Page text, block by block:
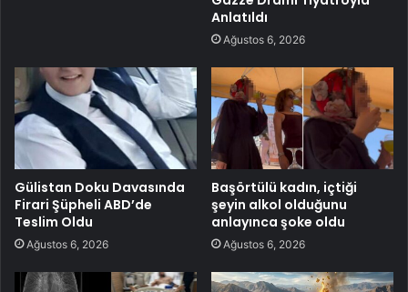
Anlatıldı
Ağustos 6, 2026
Gülistan Doku Davasında
Firari Şüpheli ABD’de
Teslim Oldu
Ağustos 6, 2026
Başörtülü kadın, içtiği
şeyin alkol olduğunu
anlayınca şoke oldu
Ağustos 6, 2026